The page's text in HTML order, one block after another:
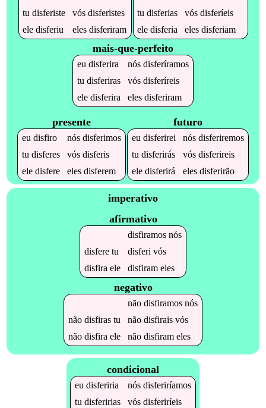
tudisferiste vósdisferistes
eledisferiu elesdisferiram
tudisferias vósdisferíeis
eledisferia elesdisferiam
mais-que-perfeito
eu disferira nós disferíramos
tu disferiras vós disferíreis
ele disferira eles disferiram
presente
eu disfiro nós disferimos
tu disferes vós disferis
ele disfere eles disferem
futuro
eu disferirei nós disferiremos
tu disferirás vós disferireis
ele disferirá eles disferirão
imperativo
afirmativo
disfiramosnós
disferetu disferi vós
disfira ele disfirameles
negativo
não disfiramosnós
não disfirastu não disfiraisvós
não disfira ele não disfirameles
condicional
eu disferiria nós disferiríamos
tu disferirias vós disferiríeis